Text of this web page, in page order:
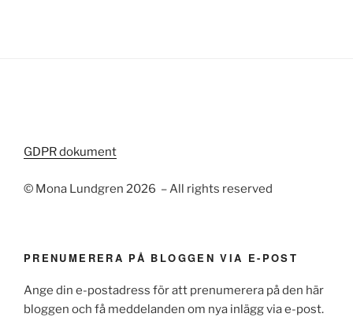
GDPR dokument
© Mona Lundgren 2026 – All rights reserved
PRENUMERERA PÅ BLOGGEN VIA E-POST
Ange din e-postadress för att prenumerera på den här
bloggen och få meddelanden om nya inlägg via e-post.